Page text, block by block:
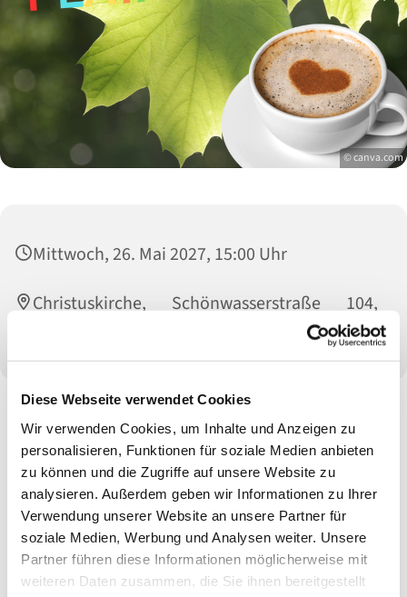
Diese Webseite verwendet Cookies
Wir verwenden Cookies, um Inhalte und Anzeigen zu
personalisieren, Funktionen für soziale Medien anbieten
zu können und die Zugriffe auf unsere Website zu
analysieren. Außerdem geben wir Informationen zu Ihrer
Verwendung unserer Website an unsere Partner für
soziale Medien, Werbung und Analysen weiter. Unsere
Partner führen diese Informationen möglicherweise mit
weiteren Daten zusammen, die Sie ihnen bereitgestellt
© canva.com
Mittwoch, 26. Mai 2027, 15:00 Uhr
Christuskirche, Schönwasserstraße 104,